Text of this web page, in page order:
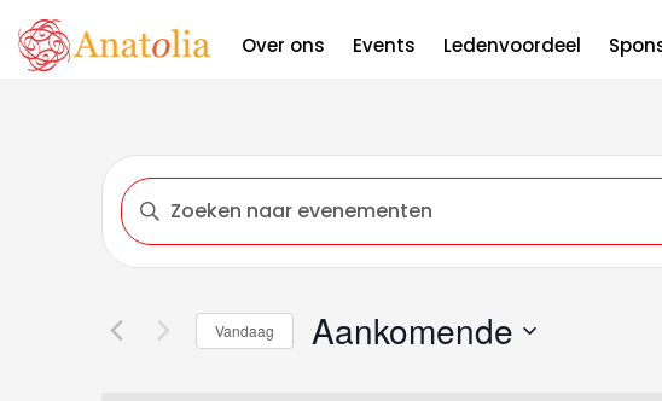
Over ons Events Ledenvoordeel
Theater
Evenementen
Zoeken
En
Vul
een
keyword
Zoek
voor
Vandaag Aankomende